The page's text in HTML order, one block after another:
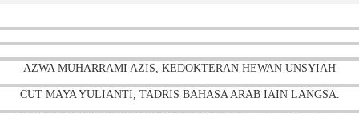
AZWA MUHARRAMI AZIS, KEDOKTERAN HEWAN UNSYIAH
CUT MAYA YULIANTI, TADRIS BAHASA ARAB IAIN LANGSA.